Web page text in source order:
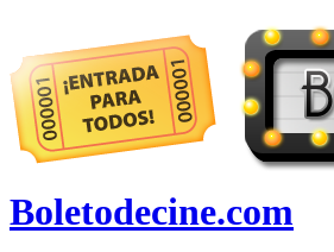
Boletodecine.com